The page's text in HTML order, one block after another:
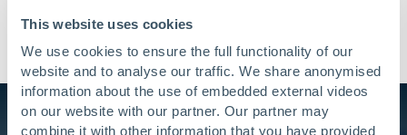
This website uses cookies
We use cookies to ensure the full functionality of our
website and to analyse our traffic. We share anonymised
information about the use of embedded external videos
on our website with our partner. Our partner may
combine it with other information that you have provided